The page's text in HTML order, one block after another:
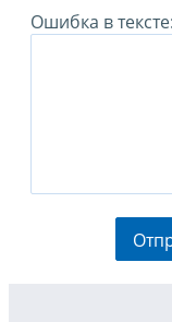
Ошибка в тексте: